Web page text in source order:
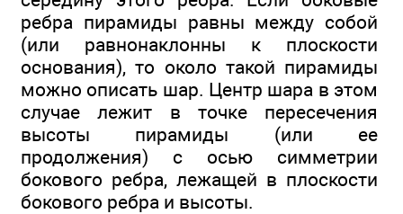
ребра пирамиды равны между собой
(или равнонаклонны к плоскости
основания), то около такой пирамиды
можно описать шар. Центр шара в этом
случае лежит в точке пересечения
высоты пирамиды (или ее
продолжения) с осью симметрии
бокового ребра, лежащей в плоскости
бокового ребра и высоты.